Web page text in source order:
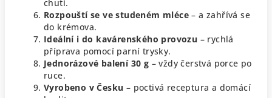
chuti.
Rozpouští se ve studeném mléce – a zahřívá se
do krémova.
Ideální i do kavárenského provozu – rychlá
příprava pomocí parní trysky.
Jednorázové balení 30 g – vždy čerstvá porce po
ruce.
Vyrobeno v Česku – poctivá receptura a domácí